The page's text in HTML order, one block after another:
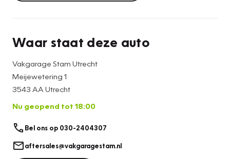
Waar staat deze auto
Vakgarage Stam Utrecht
Meijewetering 1
3543 AA Utrecht
Nu geopend tot 18:00
Bel ons op 030-2404307
aftersales@vakgaragestam.nl